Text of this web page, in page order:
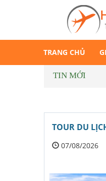
TRANG CHỦ
TIN MỚI
TOUR DU
07/08/2026